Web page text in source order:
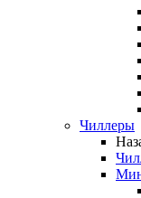
Чиллеры